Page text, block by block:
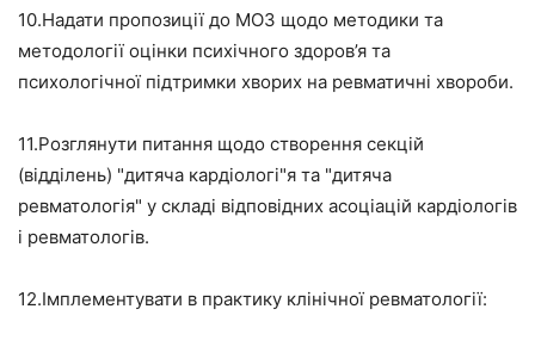
10.Надати пропозиції до МОЗ щодо методики та
методології оцінки психічного здоров’я та
психологічної підтримки хворих на ревматичні хвороби.
11.Розглянути питання щодо створення секцій
(відділень) "дитяча кардіологі"я та "дитяча
ревматологія" у складі відповідних асоціацій кардіологів
і ревматологів.
12.Імплементувати в практику клінічної ревматології: